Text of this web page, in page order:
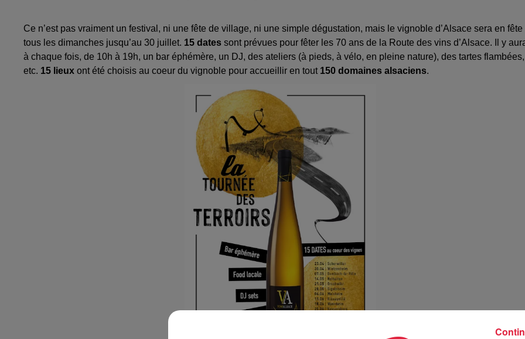
Ce n’est pas vraiment un festival, ni une fête de village, ni une simple dégustation, mais le vignoble d’Alsace sera en fête
tous les dimanches jusqu’au 30 juillet. 15 dates sont prévues pour fêter les 70 ans de la Route des vins d’Alsace. Il y
à chaque fois, de 10h à 19h, un bar éphémère, un DJ, des ateliers (à pieds, à vélo, en pleine nature), des tartes flambées,
etc. 15 lieux ont été choisis au coeur du vignoble pour accueillir en tout150 domaines alsaciens.